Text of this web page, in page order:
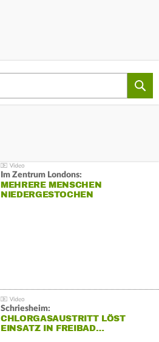
Im Zentrum Londons:
MEHRERE MENSCHEN
NIEDERGESTOCHEN
Schriesheim:
CHLORGASAUSTRITT LÖST
EINSATZ IN FREIBAD…